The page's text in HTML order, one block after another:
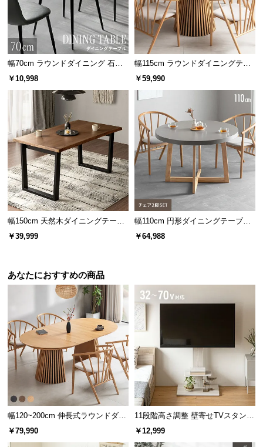
使う場面を選ばないデザインのため、暮らしの中の
様々な場面で活用できます。
やティータイムに最適です。
木の質感と機能性を両立した天板
天板には木の質感と美しい木目を活かすラッカー塗
装を施しました。
幅70cm ラウンドダイニング 石目
調 大理石調 無地ホワイト 丸テー
￥10,998
幅115cm ラウンドダイニングテー
ブル 4人掛け 天然木突板 美しい格
￥59,990
幅150cm 天然木ダイニングテーブ
ル 一枚板デザイン 4人掛け
￥39,999
幅110cm 円形ダイニングテーブル
チェア2脚セット
￥64,988
あなたにおすすめの商品
幅120~200cm 伸長式ラウンドダイ
ニングテーブル 6人掛け 天然木突
板 美しい格子デザイン
￥79,990
11段階高さ調整 壁寄せTVスタンド
キャスター付き 上下左右角度調節
￥12,999